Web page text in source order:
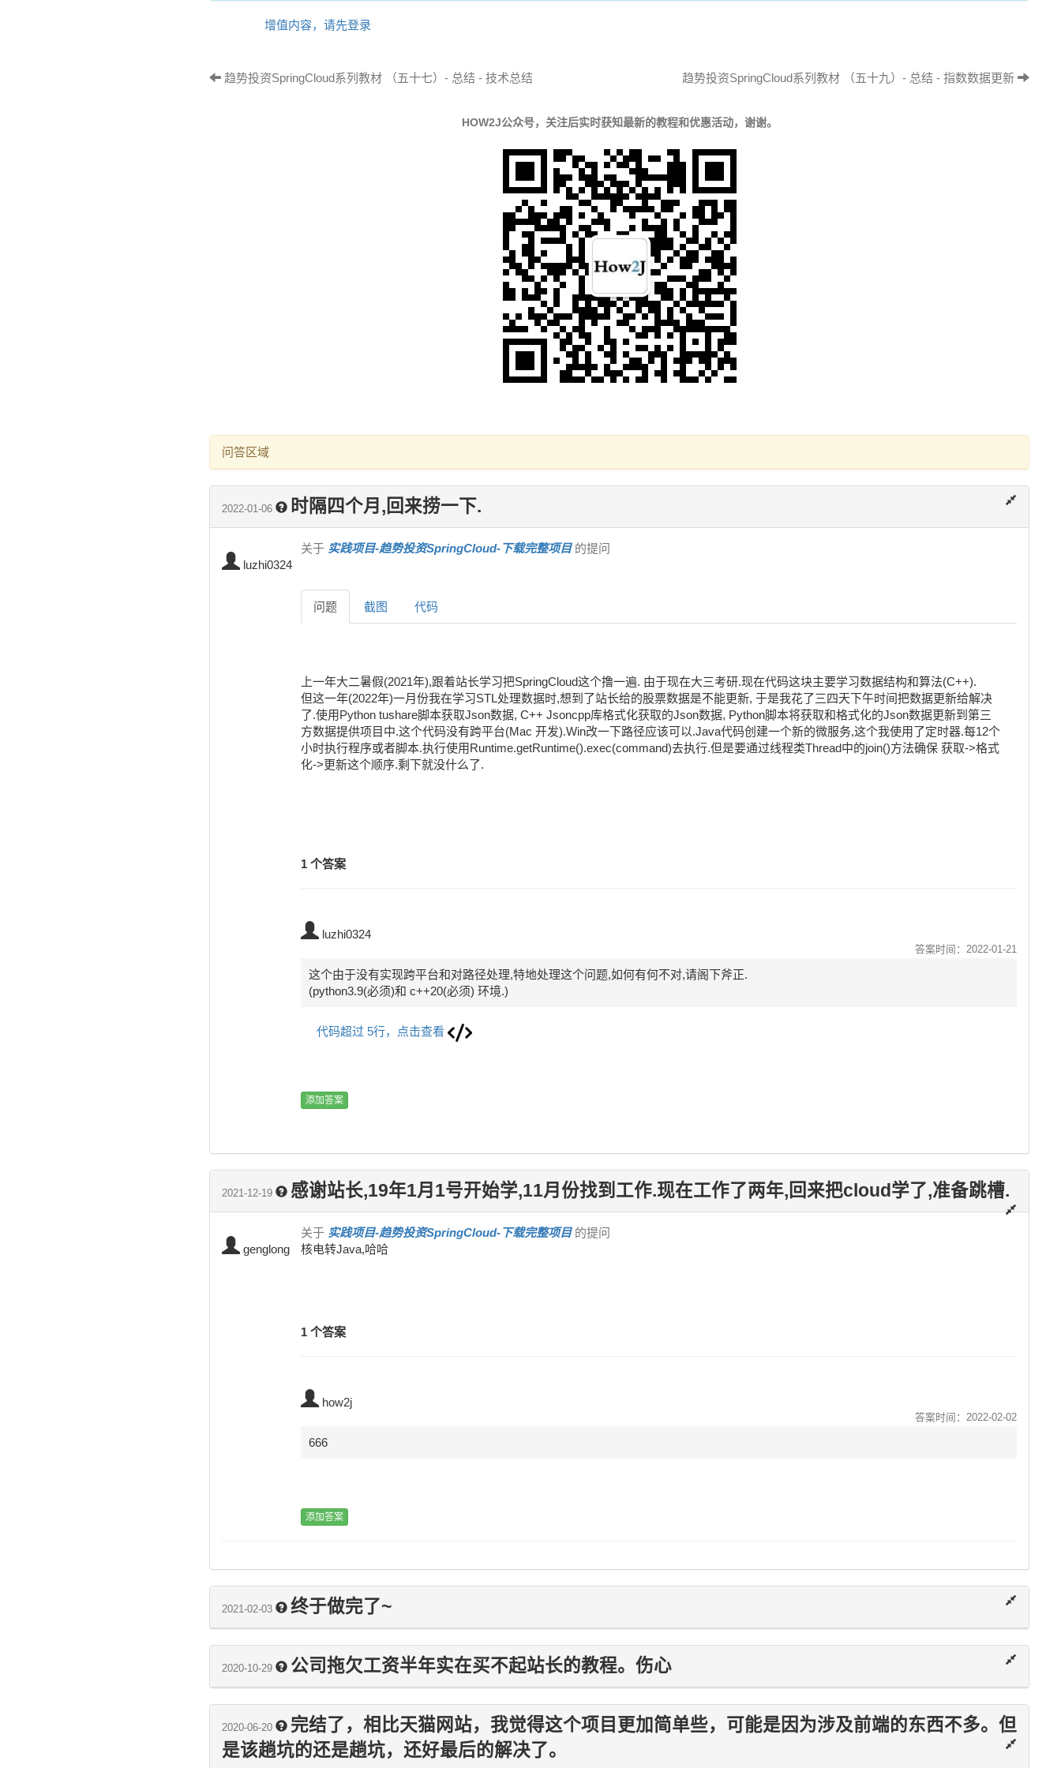
增值内容，请先登录
趋势投资SpringCloud系列教材 （五十七）- 总结 - 技术总结 趋势投资SpringCloud系列教材 （五十九）- 总结 - 指数数据更新
HOW2J公众号，关注后实时获知最新的教程和优惠活动，谢谢。
问答区域
2022-01-06 时隔四个月,回来捞一下.
luzhi0324
关于 实践项目-趋势投资SpringCloud-下载完整项目 的提问
问题 截图 代码
上一年大二暑假(2021年),跟着站长学习把SpringCloud这个撸一遍. 由于现在大三考研.现在代码这块主要学习数据结构和算法(C++).
但这一年(2022年)一月份我在学习STL处理数据时,想到了站长给的股票数据是不能更新, 于是我花了三四天下午时间把数据更新给解决
了.使用Python tushare脚本获取Json数据, C++ Jsoncpp库格式化获取的Json数据, Python脚本将获取和格式化的Json数据更新到第三
方数据提供项目中.这个代码没有跨平台(Mac 开发).Win改一下路径应该可以.Java代码创建一个新的微服务,这个我使用了定时器.每12个
小时执行程序或者脚本.执行使用Runtime.getRuntime().exec(command)去执行.但是要通过线程类Thread中的join()方法确保 获取->格式
1 个答案
luzhi0324
答案时间：2022-01-21
这个由于没有实现跨平台和对路径处理,特地处理这个问题,如何有何不对,请阁下斧正.
(python3.9(必须)和 c++20(必须) 环境.)
代码超过 5行，点击查看
2021-12-19 感谢站长,19年1月1号开始学,11月份找到工作.现在工作了两年,回来把cloud学了,准备跳槽.
genglong
关于 实践项目-趋势投资SpringCloud-下载完整项目 的提问
核电转Java,哈哈
1 个答案
how2j
答案时间：2022-02-02
666
2021-02-03 终于做完了~
2020-10-29 公司拖欠工资半年实在买不起站长的教程。伤心
2020-06-20
完结了，相比天猫网站，我觉得这个项目更加简单些，可能是因为涉及前端的东西不多。但
是该趟坑的还是趟坑，还好最后的解决了。